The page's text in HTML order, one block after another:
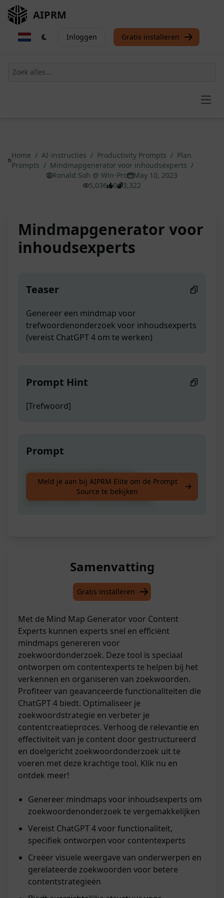
AIPRM
Inloggen Gratis installeren
Home / AI-instructies / Productivity Prompts / Plan
Prompts / Mindmapgenerator voor inhoudsexperts /
Ronald Soh @ Win-Pro
May 10, 2023
5,036
0 3,322
Mindmapgenerator voor
inhoudsexperts
Teaser
Genereer een mindmap voor
trefwoordenonderzoek voor inhoudsexperts
(vereist ChatGPT 4 om te werken)
Prompt Hint
[Trefwoord]
Prompt
Genereer een mindmap voor
trefwoordenonderzoek voor inhoudsexperts
(vereist ChatGPT 4 om te werken)
Meld je aan bij AIPRM Elite om de Prompt
Source te bekijken
Samenvatting
Gratis installeren
Met de Mind Map Generator voor Content
Experts kunnen experts snel en efficiënt
mindmaps genereren voor
zoekwoordonderzoek. Deze tool is speciaal
ontworpen om contentexperts te helpen bij het
verkennen en organiseren van zoekwoorden.
Profiteer van geavanceerde functionaliteiten die
ChatGPT 4 biedt. Optimaliseer je
zoekwoordstrategie en verbeter je
contentcreatieproces. Verhoog de relevantie en
effectiviteit van je content door gestructureerd
en doelgericht zoekwoordonderzoek uit te
voeren met deze krachtige tool. Klik nu en
ontdek meer!
Genereer mindmaps voor inhoudsexperts om
zoekwoordenonderzoek te vergemakkelijken
Vereist ChatGPT 4 voor functionaliteit,
specifiek ontworpen voor contentexperts
Creëer visuele weergave van onderwerpen en
gerelateerde zoekwoorden voor betere
contentstrategieën